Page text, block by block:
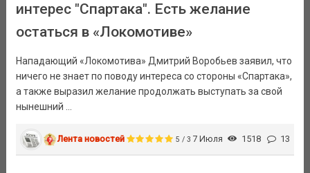
интерес "Спартака". Есть желание
остаться в «Локомотиве»
Нападающий «Локомотива» Дмитрий Воробьев заявил, что
ничего не знает по поводу интереса со стороны «Спартака»,
а также выразил желание продолжать выступать за свой
нынешний ...
Лента новостей 5 / 3 7 Июля 1518 13